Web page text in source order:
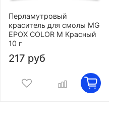
Перламутровый
краситель для смолы MG
EPOX COLOR M Красный
10 г
217 руб